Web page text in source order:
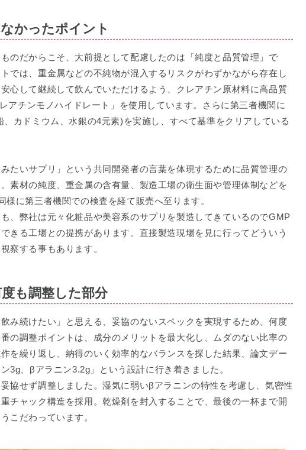
かったポイント
のだからこそ、大前提として配慮したのは「純度と品質管理」で
では、重金属などの不純物が混入するリスクがわずかながら存在し
心して継続して飲んでいただけるよう、クレアチン原材料に高品質
アチンモノハイドレート」を使用しています。さらに第三者機関に
、カドミウム、水銀の4元素)を実施し、すべて基準をクリアしている
たいサプリ」という共同開発者の言葉を体現するために品質管理の
素材の純度、重金属の含有量、製造工場の衛生面や管理体制などを
様に第三者機関での検査を経て販売へ至ります。
、弊社は元々化粧品や美容系のサプリを製造してきているのでGMP
きる工場との提携があります。直接製造現場を見に行ってどういう
察する事もあります。
も調整した部分
み続けたい」と思える、妥協のないスペックを実現するため、何度
の調整ポイントは、成分のメリットを最大化し、ムダのない比率の
を繰り返し、納得のいく効率的なバランスを探した結果、論文デー
3g、βアラニン3.2g」という設計に行き着きました。
協せず調整しました。湿気に弱いβアラニンの特性を考慮し、気密性
チャック構造を採用。乾燥剤を封入することで、最後の一杯まで開
こだわっています。